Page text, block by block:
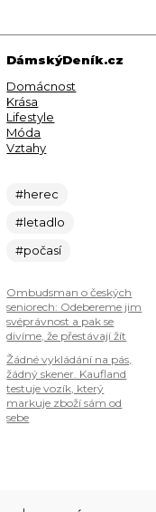
DámskýDeník.cz
Domácnost
Krása
Lifestyle
Móda
Vztahy
#herec
#letadlo
#počasí
Ombudsman o českých
seniorech: Odebereme jim
svéprávnost a pak se
divíme, že přestávají žít
Žádné vykládání na pás,
žádný skener. Kaufland
testuje vozík, který
markuje zboží sám od
sebe